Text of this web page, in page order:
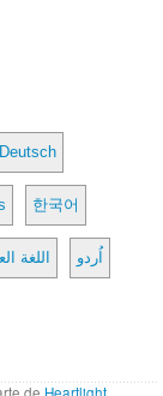
Deutsch
한국어
اللغة اُردو